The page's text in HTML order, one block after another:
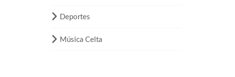
Deportes
Música Celta